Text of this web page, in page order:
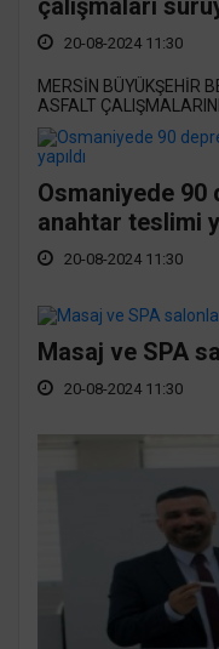
çalışmaları
20-08-2024 11:30
MERSİN BÜYÜKŞEHİR
ASFALT
Osmaniyede 90
anahtar teslimi
20-08-2024 11:30
Masaj ve SPA
20-08-2024 11:30